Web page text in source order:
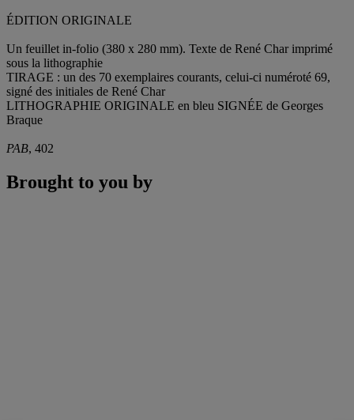
ÉDITION ORIGINALE
Un feuillet in-folio (380 x 280 mm). Texte de René Char imprimé
sous la lithographie
TIRAGE : un des 70 exemplaires courants, celui-ci numéroté 69,
signé des initiales de René Char
LITHOGRAPHIE ORIGINALE en bleu SIGNÉE de Georges
Braque
PAB, 402
Brought to you by